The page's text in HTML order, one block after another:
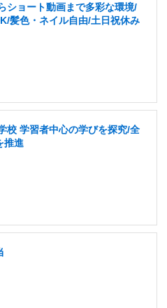
ショート動画まで多彩な環境/
髪色・ネイル自由/土日祝休み
校 学習者中心の学びを探究/全
推進